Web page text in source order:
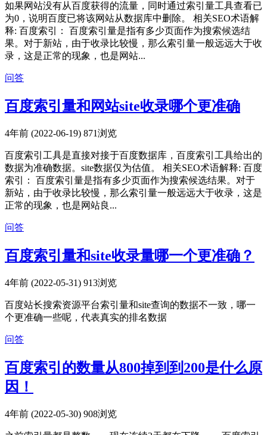
如果网站没有从百度获得的流量，同时通过索引量工具查看已
为0，说明百度已将该网站从数据库中删除。 相关SEO术语解
释: 百度索引： 百度索引量是指有多少页面作为搜索候选结
果。对于新站，由于收录比较慢，那么索引量一般远远大于收
录，这是正常的现象，也是网站...
问答
百度索引量和网站site收录哪个更准确
4年前 (2022-06-19) 871浏览
百度索引工具是直接对接于百度数据库，百度索引工具给出的
数据为准确数据。site数据仅为估值。 相关SEO术语解释: 百度
索引： 百度索引量是指有多少页面作为搜索候选结果。对于
新站，由于收录比较慢，那么索引量一般远远大于收录，这是
正常的现象，也是网站良...
问答
百度索引量和site收录量哪一个更准确？
4年前 (2022-05-31) 913浏览
百度站长搜索资源平台索引量和site查询的数据不一致，哪一
个更准确一些呢，代表真实的排名数据
问答
百度索引的数量从800掉到到200是什么原
因！
4年前 (2022-05-30) 908浏览